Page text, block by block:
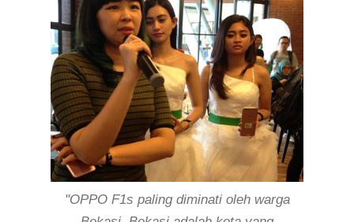
"OPPOF1s paling diminati oleh warga